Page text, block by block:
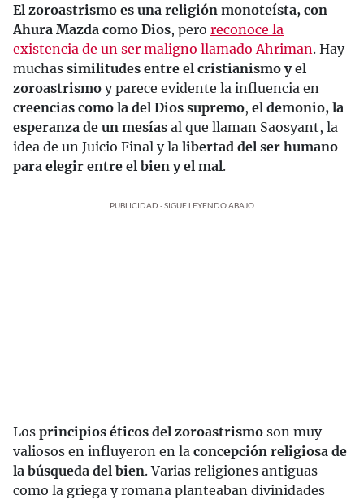
El zoroastrismo es una religión monoteísta, con
Ahura Mazda como Dios, pero reconoce la
existencia de un ser maligno llamado Ahriman. Hay
muchas similitudes entre el cristianismo y el
zoroastrismo y parece evidente la influencia en
creencias como la del Dios supremo, el demonio, la
esperanza de un mesías al que llaman Saosyant, la
idea de un Juicio Final y la libertad del ser humano
para elegir entre el bien y el mal.
PUBLICIDAD - SIGUE LEYENDO ABAJO
Los principios éticos del zoroastrismo son muy
valiosos en influyeron en la concepción religiosa de
la búsqueda del bien. Varias religiones antiguas
como la griega y romana planteaban divinidades